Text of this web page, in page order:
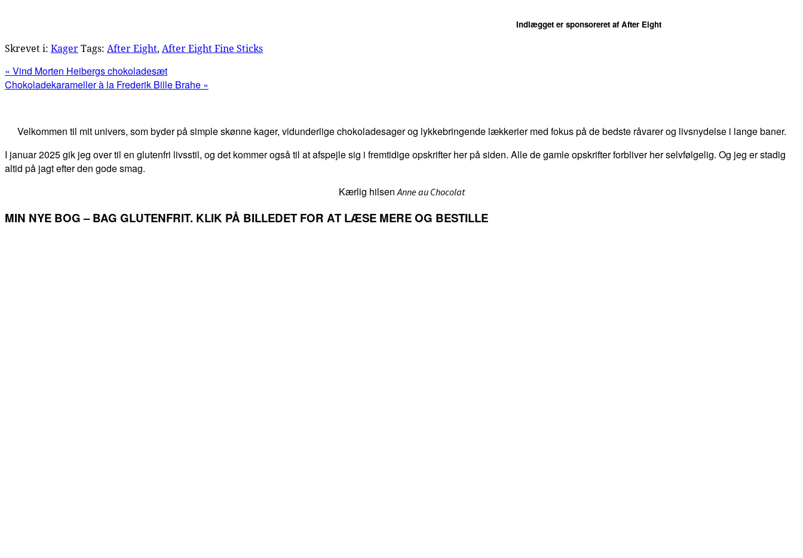
Indlægget er sponsoreret af After Eight
Skrevet i: Kager Tags: After Eight, After Eight Fine Sticks
Previous
Post:
« Vind Morten Heibergs chokoladesæt
Next
Chokoladekarameller à la Frederik Bille Brahe »
Sidebar
Velkommen til mit univers, som byder på simple skønne kager, vidunderlige chokoladesager og lykkebringende lækkerier med fokus på de bedste råvarer og livsnydelse i lange baner.
I januar 2025 gik jeg over til en glutenfri livsstil, og det kommer også til at afspejle sig i fremtidige opskrifter her på siden. Alle de gamle opskrifter forbliver her selvfølgelig. Og jeg er stadig
altid på jagt efter den gode smag.
Kærlig hilsenAnne au Chocolat
MIN NYE BOG – BAG GLUTENFRIT. KLIK PÅ BILLEDET FOR AT LÆSE MERE OG BESTILLE